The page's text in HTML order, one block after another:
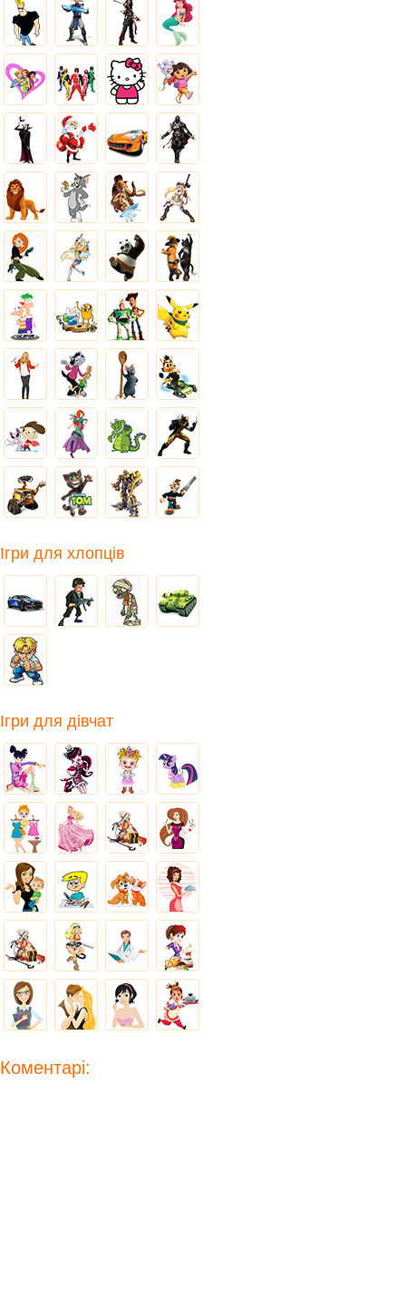
Ігри для хлопців
Ігри для дівчат
Коментарі: